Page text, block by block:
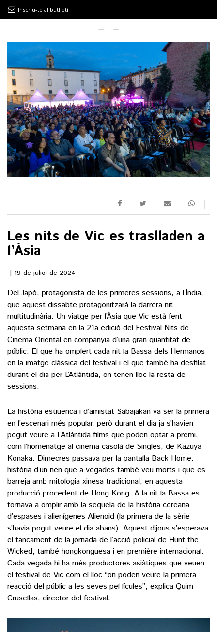
EL CLÀSSIC | ALBERT PLA
“LA VIDA ÉS COM LA MAR: SEMPRE BUSCA L’EQUILIBRI”
NOVETATS DISCOGRÀFIQUES
EL CLÀSSIC | ELS 3 TAMBORS
TEMÀTIQUES
()
POLÍTICA
SOCIETAT
ECONOMIA
VEURE TOTES
ESPORTS
FUTBOL
HOQUEI PATINS
MOTOR
VEURE TOTES
CULTURA
ARTS ESCÈNIQUES
CULTURA POPULAR
VEURE TOTES
SUPLEMENTS
FOTOGALERIES
AGENDA
BLOGOSFERA
Inscriu-te al butlletí
Les nits de Vic es traslladen a
l’Àsia
19 de juliol de 2024
Del Japó, protagonista de les primeres sessions, a l’Índia,
que aquest dissabte protagonitzarà la darrera nit
multitudinària. Un viatge per l’Àsia que Vic està fent
aquesta setmana en la 21a edició del Festival Nits de
Cinema Oriental en companyia d’una gran quantitat de
públic. El que ha omplert cada nit la Bassa dels Hermanos
en la imatge clàssica del festival i el que també ha desfilat
durant el dia per L’Atlàntida, on tenen lloc la resta de
sessions.
La història estiuenca i d’amistat Sabajakan va ser la primera
en l’escenari més popular, però durant el dia ja s’havien
pogut veure a L’Atlàntida films que poden optar a premi,
com l’homenatge al cinema casolà de Singles, de Kazuya
Konaka. Dimecres passava per la pantalla Back Home,
història d’un nen que a vegades també veu morts i que es
barreja amb mitologia xinesa tradicional, en aquesta
producció procedent de Hong Kong. A la nit la Bassa es
tornava a omplir amb la seqüela de la història coreana
d’espases i alienígenes Alienoid (la primera de la sèrie
s’havia pogut veure el dia abans). Aquest dijous s’esperava
el tancament de la jornada de l’acció policial de Hunt the
Wicked, també hongkonguesa i en première internacional.
Cada vegada hi ha més productores asiàtiques que veuen
el festival de Vic com el lloc “on poden veure la primera
reacció del públic a les seves pel·lícules”, explica Quim
Crusellas, director del festival.